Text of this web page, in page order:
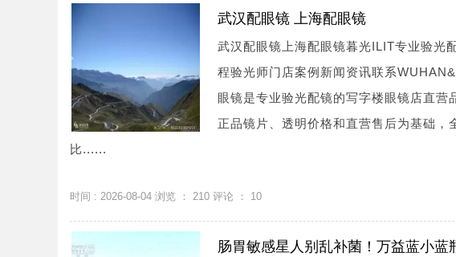
武汉配眼镜 上海配眼镜
武汉配眼镜上海配眼镜暮光ILIT专业验光
程验光师门店案例新闻资讯联系
眼镜是专业验光配镜的写字楼眼镜店直营
正品镜片、透明价格和直营售后为基础
比......
时间 : 2026-08-04 浏览 ： 210 评论 ： 10
肠胃敏感星人别乱补菌！万益蓝小